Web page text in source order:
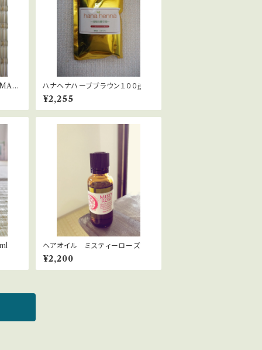
MAX
ハナヘナハーブブラウン１００ḡ
¥2,255
ヘアオイル ミスティーローズ
¥2,200